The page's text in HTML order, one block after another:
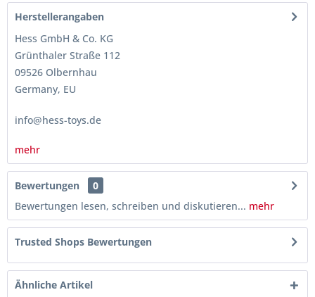
Herstellerangaben
Hess GmbH & Co. KG
Grünthaler Straße 112
09526 Olbernhau
Germany, EU
info@hess-toys.de
mehr
Bewertungen
0
Bewertungen lesen, schreiben und diskutieren... mehr
Trusted Shops Bewertungen
Ähnliche Artikel